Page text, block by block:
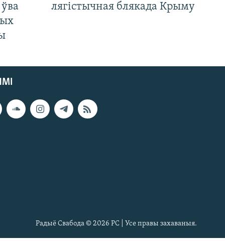
лягістычная блякада Крыму
Радыё Свабода © 2026 РС | Усе правы захаваныя.